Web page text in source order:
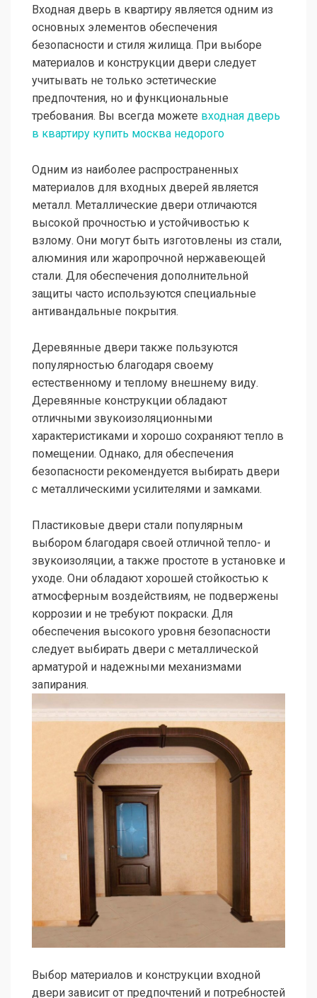
Входная дверь в квартиру является одним из
основных элементов обеспечения
безопасности и стиля жилища. При выборе
материалов и конструкции двери следует
учитывать не только эстетические
предпочтения, но и функциональные
требования. Вы всегда можете входная дверь
в квартиру купить москва недорого
Одним из наиболее распространенных
материалов для входных дверей является
металл. Металлические двери отличаются
высокой прочностью и устойчивостью к
взлому. Они могут быть изготовлены из стали,
алюминия или жаропрочной нержавеющей
стали. Для обеспечения дополнительной
защиты часто используются специальные
антивандальные покрытия.
Деревянные двери также пользуются
популярностью благодаря своему
естественному и теплому внешнему виду.
Деревянные конструкции обладают
отличными звукоизоляционными
характеристиками и хорошо сохраняют тепло в
помещении. Однако, для обеспечения
безопасности рекомендуется выбирать двери
с металлическими усилителями и замками.
Пластиковые двери стали популярным
выбором благодаря своей отличной тепло- и
звукоизоляции, а также простоте в установке и
уходе. Они обладают хорошей стойкостью к
атмосферным воздействиям, не подвержены
коррозии и не требуют покраски. Для
обеспечения высокого уровня безопасности
следует выбирать двери с металлической
арматурой и надежными механизмами
запирания.
Выбор материалов и конструкции входной
двери зависит от предпочтений и потребностей